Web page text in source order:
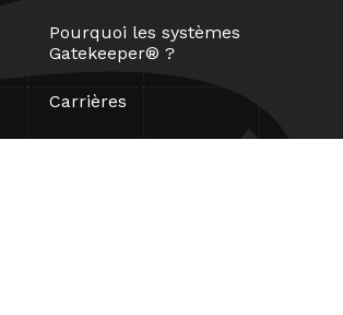
Pourquoi les systèmes
Gatekeeper® ?
Carrières